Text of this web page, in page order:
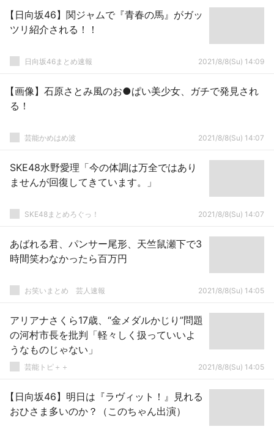
【日向坂46】関ジャムで『青春の馬』がガッ
ツリ紹介される！！
日向坂46まとめ速報 2021/8/8(Su) 14:09
【画像】石原さとみ風のお●ぱい美少女、ガチで発見され
る！
芸能かめはめ波 2021/8/8(Su) 14:07
SKE48水野愛理「今の体調は万全ではあり
ませんが回復してきています。」
SKE48まとめろぐっ！ 2021/8/8(Su) 14:07
あばれる君、パンサー尾形、天竺鼠瀬下で3
時間笑わなかったら百万円
お笑いまとめ 芸人速報 2021/8/8(Su) 14:05
アリアナさくら17歳、“金メダルかじり”問題
の河村市長を批判「軽々しく扱っていいよ
うなものじゃない」
芸能トピ＋＋ 2021/8/8(Su) 14:05
【日向坂46】明日は『ラヴィット！』見れる
おひさま多いのか？（このちゃん出演）